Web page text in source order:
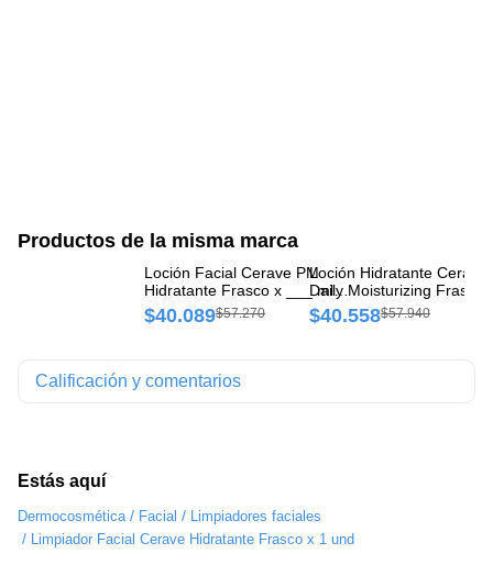
Estás aquí
Dermocosmética / Facial / Limpiadores faciales
/ Limpiador Facial Cerave Hidratante Frasco x 1 und
Productos de la misma marca
Loción Facial Cerave PM
Hidratante Frasco x ___ ml
(Completar ml si se conoce)
$40.089$57.270
Loción Hidratante Cerave
Daily Moisturizing Frasco
16 oz
$40.558$57.940
Calificación y comentarios